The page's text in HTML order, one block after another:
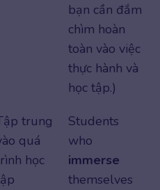
bạn cần đắm
chìm hoàn
toàn vào việc
thực hành và
học tập.)
trung
quá
học
Students
who
immerse
themselves